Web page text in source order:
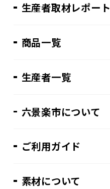
生産者取材レポート
商品一覧
生産者一覧
六景楽市について
ご利用ガイド
素材について